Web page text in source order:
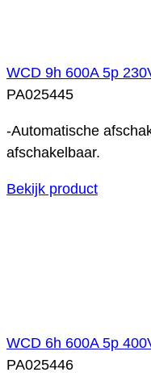
WCD 9h 600A 5p
PA025445
-Automatische
afschakelbaar.
Bekijk product
WCD 6h 600A 5p
PA025446